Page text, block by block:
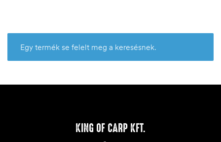
Egy termék se felelt meg a keresésnek.
KING OF CARP KFT.